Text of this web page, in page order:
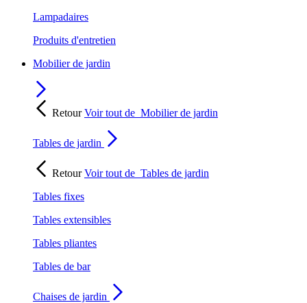
Lampadaires
Produits d'entretien
Mobilier de jardin
RetourVoir tout de Mobilier de jardin
Tables de jardin
RetourVoir tout de Tables de jardin
Tables fixes
Tables extensibles
Tables pliantes
Tables de bar
Chaises de jardin